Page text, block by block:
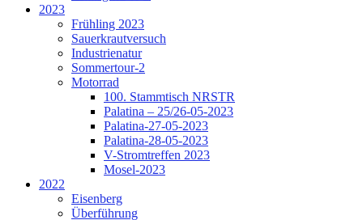
2023
Frühling 2023
Sauerkrautversuch
Industrienatur
Sommertour-2
Motorrad
100. Stammtisch NRSTR
Palatina – 25/26-05-2023
Palatina-27-05-2023
Palatina-28-05-2023
V-Stromtreffen 2023
Mosel-2023
2022
Eisenberg
Überführung